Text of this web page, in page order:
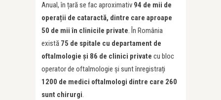
Anual, în țară se fac aproximativ 94 de mii de
operații de cataractă, dintre care aproape
50 de mii în clinicile private. În România
există 75 de spitale cu departament de
oftalmologie și 86 de clinici private cu bloc
operator de oftalmologie și sunt înregistrați
1200 de medici oftalmologi dintre care 260
sunt chirurgi.